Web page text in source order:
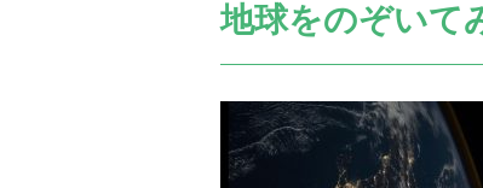
地球をのぞいて